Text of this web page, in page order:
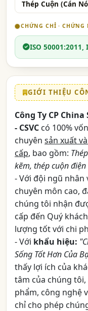
Thép Cuộn (Cán
CHỨNG CHỈ · CHỨNG
ISO 50001:2011,
GIỚI THIỆU
Công Ty CP
- CSVC có 100%
chuyên sản xuất
cấp, bao gồm:
kẽm, thép cuộn
- Với đội ngũ nhân
chuyên môn cao,
chúng tôi nhận
cấp đến Quý
lượng tốt với chi
- Với khẩu hiệu:
Sống Tốt Hơn Của
thấy lợi ích của
tâm của chúng
phẩm, công nghệ
chỉ cho phép